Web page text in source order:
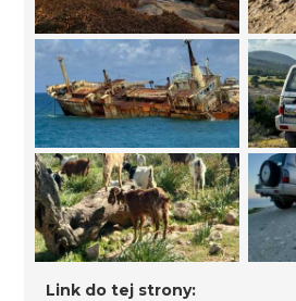
Link do tej strony: